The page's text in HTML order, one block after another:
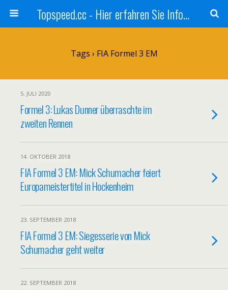
Topspeed.cc - Hier erfahren Sie Infos über die Rennsportszene mit Vollgas
Tags › FIA Formel 3 EM
5. JULI 2020
Formel 3: Lukas Dunner überraschte im
zweiten Rennen
14. OKTOBER 2018
FIA Formel 3 EM: Mick Schumacher feiert
Europameistertitel in Hockenheim
23. SEPTEMBER 2018
FIA Formel 3 EM: Siegesserie von Mick
Schumacher geht weiter
22. SEPTEMBER 2018